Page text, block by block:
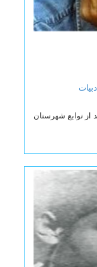
ادبیات
۲ اردیبهشت ۱۳۳۸ در گتوند از توابع شهرستان